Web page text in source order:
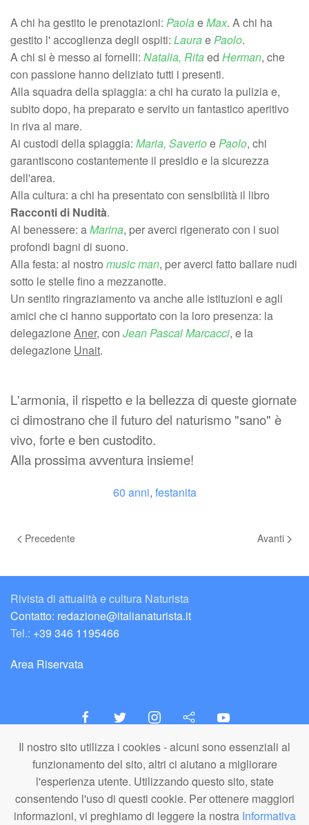
Il nostro sito utilizza i cookies - alcuni sono essenziali al
funzionamento del sito, altri ci aiutano a migliorare
l'esperienza utente. Utilizzando questo sito, state
consentendo l'uso di questi cookie. Per ottenere maggiori
informazioni, vi preghiamo di leggere la nostra Informativa
​A chi ha gestito le prenotazioni: PaolaeMax. A chi ha
gestito l' accoglienza degli ospiti: LauraePaolo.
​A chi si è messo ai fornelli: Natalia, Ritaed Herman, che
con passione hanno deliziato tutti i presenti.
​Alla squadra della spiaggia: a chi ha curato la pulizia e,
subito dopo, ha preparato e servito un fantastico aperitivo
in riva al mare.
​Ai custodi della spiaggia: Maria, SaverioePaolo, chi
garantiscono costantemente il presidio e la sicurezza
dell'area.
​Alla cultura: a chi ha presentato con sensibilità il libro
Racconti di Nudità.
​Al benessere: aMarina, per averci rigenerato con i suoi
profondi bagni di suono.
​Alla festa: al nostro music man, per averci fatto ballare nudi
sotto le stelle fino a mezzanotte.
​Un sentito ringraziamento va anche alle istituzioni e agli
amici che ci hanno supportato con la loro presenza: la
delegazioneAner, con Jean Pascal Marcacci, e la
delegazione Unait.
​L'armonia, il rispetto e la bellezza di queste giornate
ci dimostrano che il futuro del naturismo "sano" è
vivo, forte e ben custodito.
​Alla prossima avventura insieme!
60 anni, festanita
Precedente Avanti
Rivista di attualità e cultura Naturista
Contatto: redazione@italianaturista.it
Tel.: +39 346 1195466
Area Riservata
italiaNATURISTA
Editore e Redazione
A.N.ITA. Associazione Naturista Italiana (APS)
C.F. 80203710159